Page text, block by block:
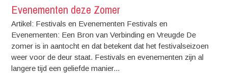
Evenementen deze Zomer
Artikel: Festivals en Evenementen Festivals en
Evenementen: Een Bron van Verbinding en Vreugde De
zomer is in aantocht en dat betekent dat het festivalseizoen
weer voor de deur staat. Festivals en evenementen zijn al
langere tijd een geliefde manier...